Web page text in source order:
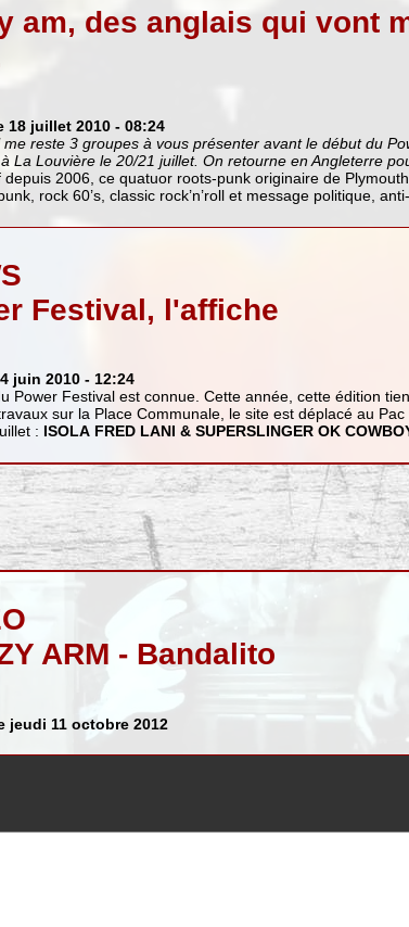
am, des anglais qui vont
18 juillet 2010 - 08:24
reste 3 groupes à vous présenter avant le début du
La Louvière le 20/21 juillet. On retourne en Angleterre
depuis 2006, ce quatuor roots-punk originaire de
rock 60’s, classic rock’n’roll et message politique,
Festival, l'affiche
juin 2010 - 12:24
Power Festival est connue. Cette année, cette édition
sur la Place Communale, le site est déplacé au
: ISOLA FRED LANI & SUPERSLINGER OK
ARM - Bandalito
jeudi 11 octobre 2012